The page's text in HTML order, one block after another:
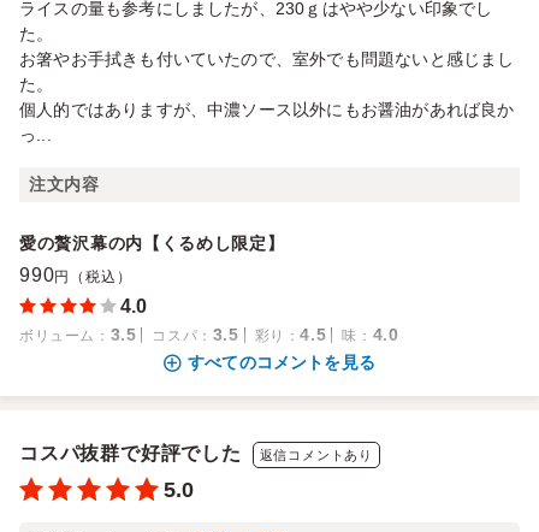
ライスの量も参考にしましたが、230ｇはやや少ない印象でし
た。
お箸やお手拭きも付いていたので、室外でも問題ないと感じまし
た。
個人的ではありますが、中濃ソース以外にもお醤油があれば良か
っ...
注文内容
愛の贅沢幕の内【くるめし限定】
990円（税込）
4.0
ボリューム ： 3.5 コスパ ： 3.5 彩り ：4.5 味 ： 4.0
すべてのコメントを見る
コスパ抜群で好評でした 返信コメントあり
5.0